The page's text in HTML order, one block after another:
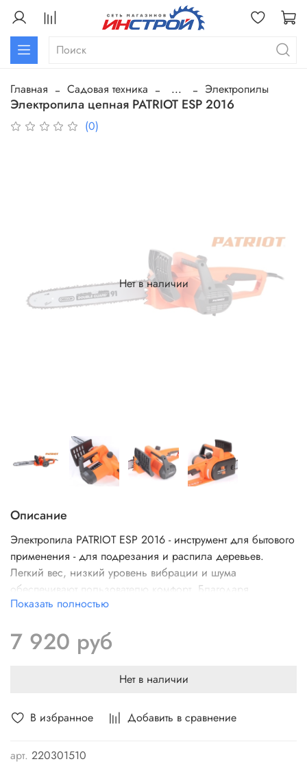
Главная Садовая техника ... Электропилы
Электропила цепная PATRIOT ESP 2016
(0)
В избранное Добавить в сравнение
арт. 220301510
Нет в наличии
Описание
Электропила PATRIOT ESP 2016 - инструмент для бытового
применения - для подрезания и распила деревьев.
Легкий вес, низкий уровень вибрации и шума
обеспечивают пользователю комфорт. Благодаря
электродвигателю, эту пилу можно использовать в
шума невысок. Модель комплектуется цепью и шиной
Oregon, которые гарантируют эффективное распиливание
Показать полностью
7 920 руб
Нет в наличии